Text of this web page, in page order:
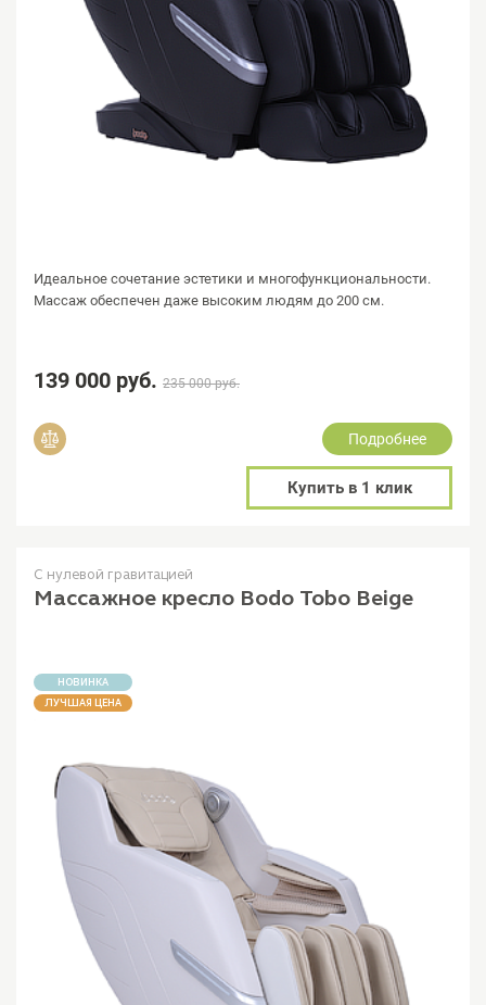
Идеальное сочетание эстетики и многофункциональности.
Массаж обеспечен даже высоким людям до 200 см.
139 000 руб. 235 000 руб.
Подробнее
Купить в 1 клик
С нулевой гравитацией
Массажное кресло Bodo Tobo Beige
НОВИНКА
ЛУЧШАЯ ЦЕНА